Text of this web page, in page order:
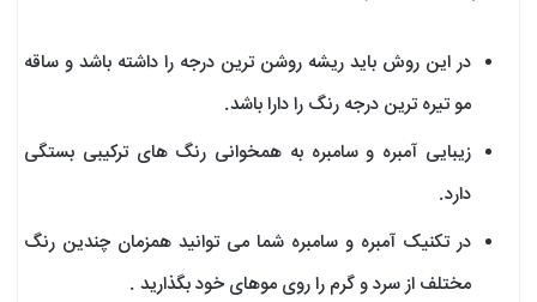
در این روش باید ریشه روشن ترین درجه را داشته باشد و ساقه
مو تیره ترین درجه رنگ را دارا باشد.
زیبایی آمبره و سامبره به همخوانی رنگ های ترکیبی بستگی
دارد.
در تکنیک آمبره و سامبره شما می توانید همزمان چندین رنگ
مختلف از سرد و گرم را روی موهای خود بگذارید .